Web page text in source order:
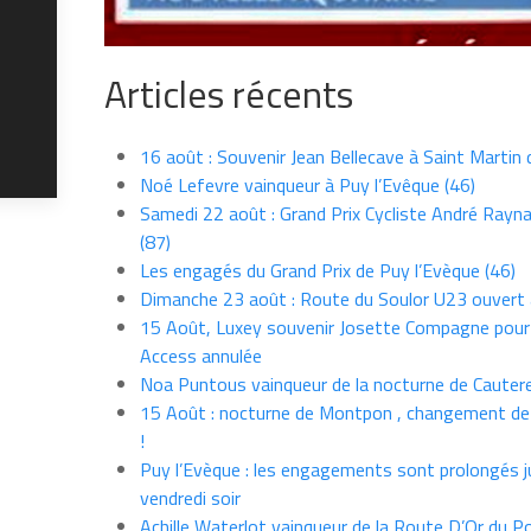
Articles récents
16 août : Souvenir Jean Bellecave à Saint Martin
Noé Lefevre vainqueur à Puy l’Evêque (46)
Samedi 22 août : Grand Prix Cycliste André
(87)
Les engagés du Grand Prix de Puy l’Evèque (46)
Dimanche 23 août : Route du Soulor U23 ouvert
15 Août, Luxey souvenir Josette Compagne
Access annulée
Noa Puntous vainqueur de la nocturne de
15 Août : nocturne de Montpon , changement
!
Puy l’Evèque : les engagements sont prolongés
vendredi soir